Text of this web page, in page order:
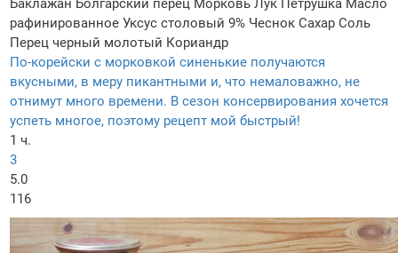
Баклажан Болгарский перец Морковь Лук Петрушка Масло
рафинированное Уксус столовый 9% Чеснок Сахар Соль
Перец черный молотый Кориандр
По-корейски с морковкой синенькие получаются
вкусными, в меру пикантными и, что немаловажно, не
отнимут много времени. В сезон консервирования хочется
успеть многое, поэтому рецепт мой быстрый!
1 ч.
3
5.0
116